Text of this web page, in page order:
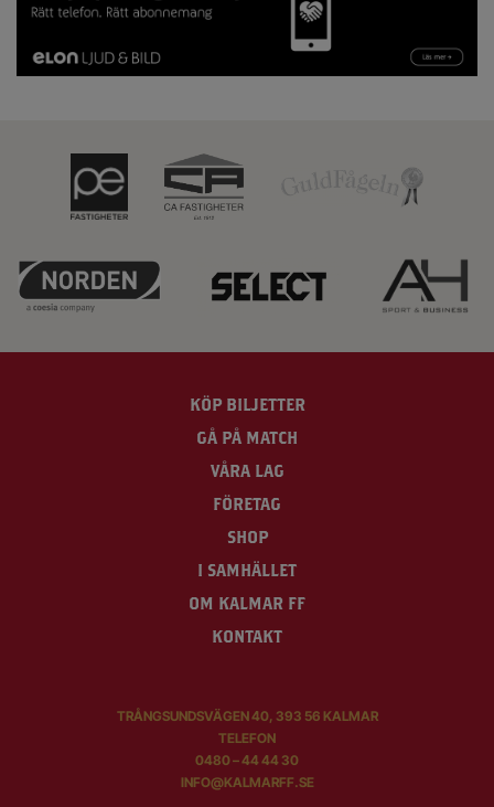
KÖP BILJETTER
GÅ PÅ MATCH
VÅRA LAG
FÖRETAG
SHOP
I SAMHÄLLET
OM KALMAR FF
KONTAKT
TRÅNGSUNDSVÄGEN 40, 393 56 KALMAR
TELEFON
0480 – 44 44 30
INFO@KALMARFF.SE